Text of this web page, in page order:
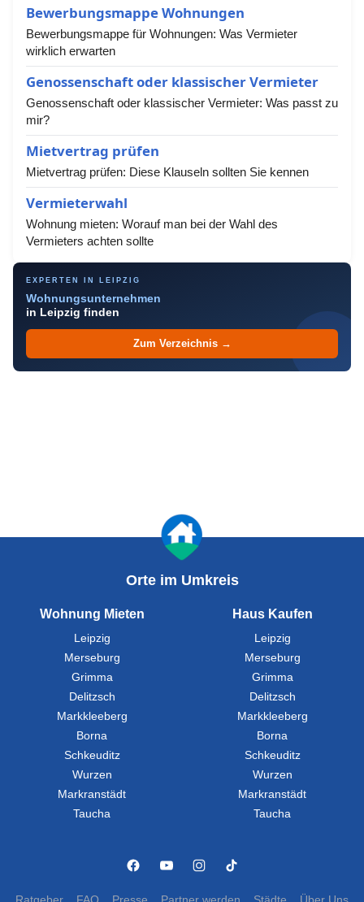
Bewerbungsmappe Wohnungen
Bewerbungsmappe für Wohnungen: Was Vermieter
wirklich erwarten
Genossenschaft oder klassischer Vermieter
Genossenschaft oder klassischer Vermieter: Was passt zu
mir?
Mietvertrag prüfen
Mietvertrag prüfen: Diese Klauseln sollten Sie kennen
Vermieterwahl
Wohnung mieten: Worauf man bei der Wahl des
Vermieters achten sollte
EXPERTEN IN LEIPZIG
Wohnungsunternehmen
in Leipzig finden
Zum Verzeichnis →
Orte im Umkreis
Wohnung Mieten
Leipzig
Merseburg
Grimma
Delitzsch
Markkleeberg
Borna
Schkeuditz
Wurzen
Markranstädt
Taucha
Haus Kaufen
Leipzig
Merseburg
Grimma
Delitzsch
Markkleeberg
Borna
Schkeuditz
Wurzen
Markranstädt
Taucha